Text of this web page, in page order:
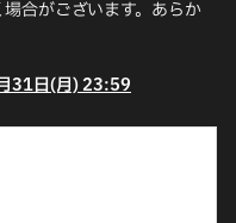
合がございます。あらか
31日(月) 23:59